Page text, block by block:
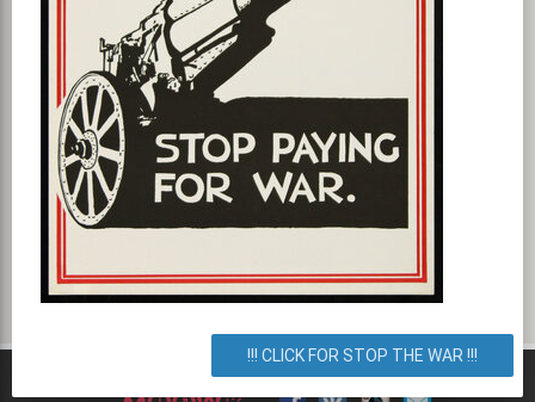
!!! CLICK FOR STOP THE WAR !!!